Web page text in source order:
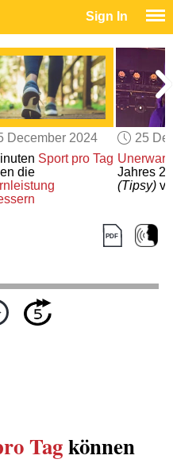
Sign In
December 2024
Sport pro Tag
die
25
Jahres
(Tipsy)
Tagkönnen